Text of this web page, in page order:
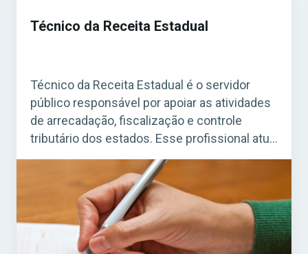
Técnico da Receita Estadual
Técnico da Receita Estadual é o servidor
público responsável por apoiar as atividades
de arrecadação, fiscalização e controle
tributário dos estados. Esse profissional atua
diretamente na organização de informações
fiscais, no atendimento ao contribuinte e no
suporte às ações da administração tributária
estadual. Acesse agora o Curso Grátis INSS
2026! O cargo é fundamental para […]